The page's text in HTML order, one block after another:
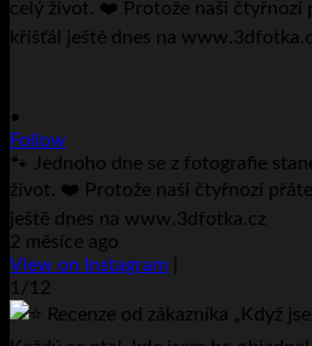
•
Follow
🐾 Jednoho dne se z fotografie
život. ❤️ Protože naši čtyřnozí
ještě dnes na www.3dfotka.cz
2 měsíce ago
View on Instagram
1/12